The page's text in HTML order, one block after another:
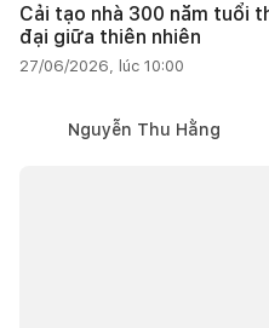
Cải tạo nhà 300 năm tuổi
đại giữa thiên nhiên
27/06/2026, lúc 10:00
Nguyễn Thu Hằng